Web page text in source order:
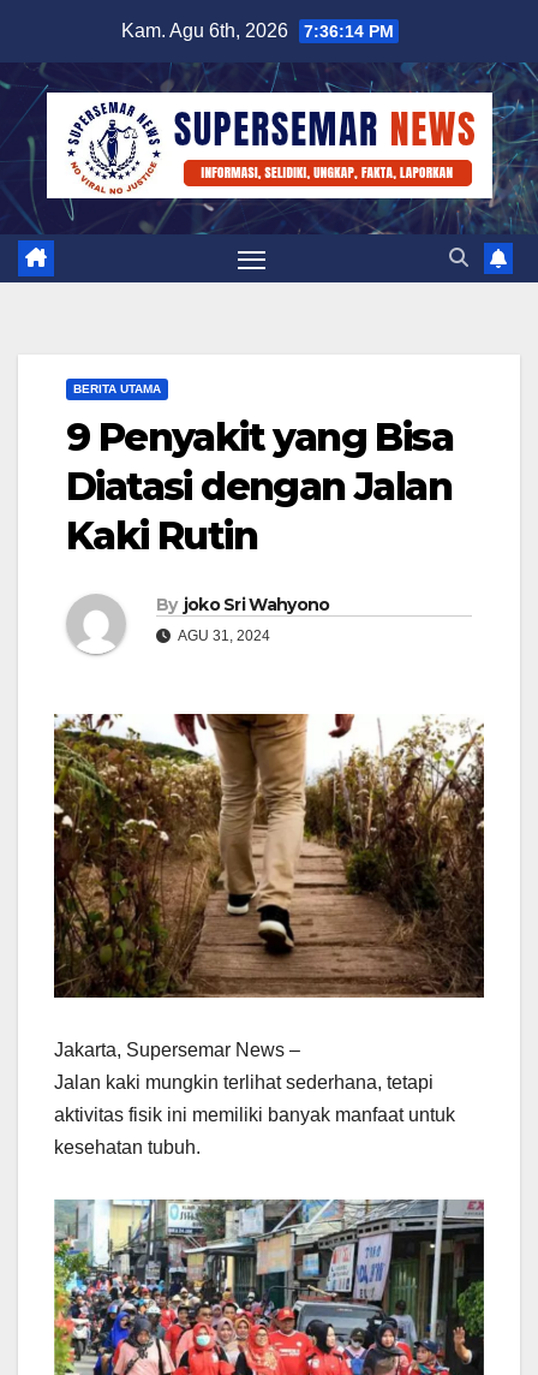
content
Kam. Agu 6th, 2026 7:36:15 PM
BERITA UTAMA
9 Penyakit yang Bisa
Diatasi dengan Jalan
Kaki Rutin
By joko Sri Wahyono
AGU 31, 2024
Jakarta, Supersemar News –
Jalan kaki mungkin terlihat sederhana, tetapi
aktivitas fisik ini memiliki banyak manfaat untuk
kesehatan tubuh.